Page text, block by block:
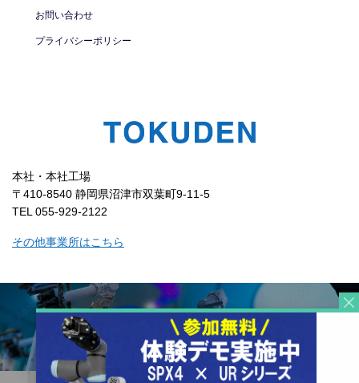
お問い合わせ
プライバシーポリシー
本社・本社工場
〒410-8540 静岡県沼津市双葉町9-11-5
TEL 055-929-2122
その他事業所はこちら
コーポレートサイト